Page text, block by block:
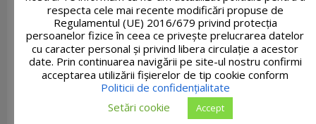
respecta cele mai recente modificări propuse de
Regulamentul (UE) 2016/679 privind protecția
persoanelor fizice în ceea ce privește prelucrarea datelor
cu caracter personal și privind libera circulație a acestor
date. Prin continuarea navigării pe site-ul nostru confirmi
acceptarea utilizării fişierelor de tip cookie conform
Politicii de confidențialitate
Setări cookie
Accept